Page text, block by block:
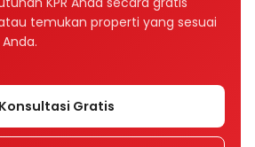
temukan properti yang sesuai
Konsultasi Gratis